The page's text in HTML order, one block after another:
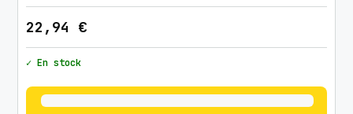
22,94 €
✓ En stock